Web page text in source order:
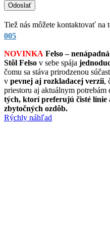
Tiež nás môžete kontaktovať na
005
NOVINKA Felso –
Stôl Felso v sebe spája
čomu sa stáva prirodzenou
v pevnej aj rozkladacej verzii,
priestoru aj aktuálnym potrebám
tých, ktorí preferujú čisté línie
zbytočných ozdôb.
Rýchly náhľad